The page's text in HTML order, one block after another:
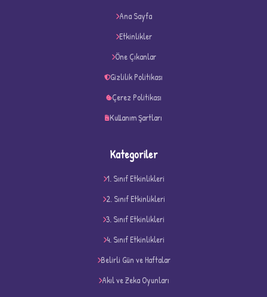
D
Ana Sayfa
Etkinlikler
Öne Çıkanlar
Gizlilik Politikası
Çerez Politikası
Kullanım Şartları
Kategoriler
1. Sınıf Etkinlikleri
2. Sınıf Etkinlikleri
3. Sınıf Etkinlikleri
4. Sınıf Etkinlikleri
Belirli Gün ve Haftalar
Akıl ve Zeka Oyunları